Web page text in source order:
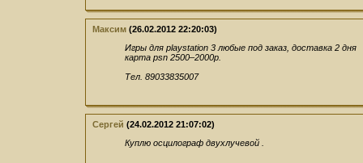
Максим (26.02.2012 22:20:03)
Игры для playstation 3 любые под заказ, доставка 2 дня
карта psn 2500–2000р.
Тел. 89033835007
Сергей (24.02.2012 21:07:02)
Куплю осцилограф двухлучевой .